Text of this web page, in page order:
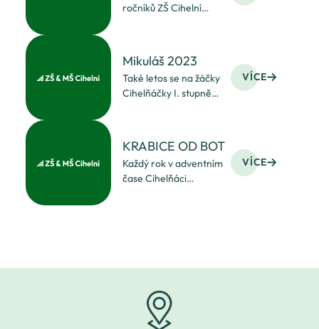
ročníků ZŠ Cihelní
S odhodláním obsadili
slušné 7. místo.
Gratulujeme všem
účastníkům
Mikuláš 2023
Také letos se na žáčky
Cihelňáčky I. stupně
hrozivých čertů
a něžných andílků.
Obešel postupně
VÍCE
KRABICE OD BOT
Každý rok v adventním
čase Cihelňáci
v rámci projektu
připravil
VÍCE